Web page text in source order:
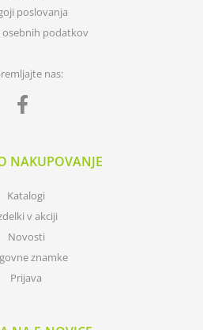
poslovanja
osebnih podatkov
nas:
NAKUPOVANJE
Katalogi
v akciji
Novosti
znamke
Prijava